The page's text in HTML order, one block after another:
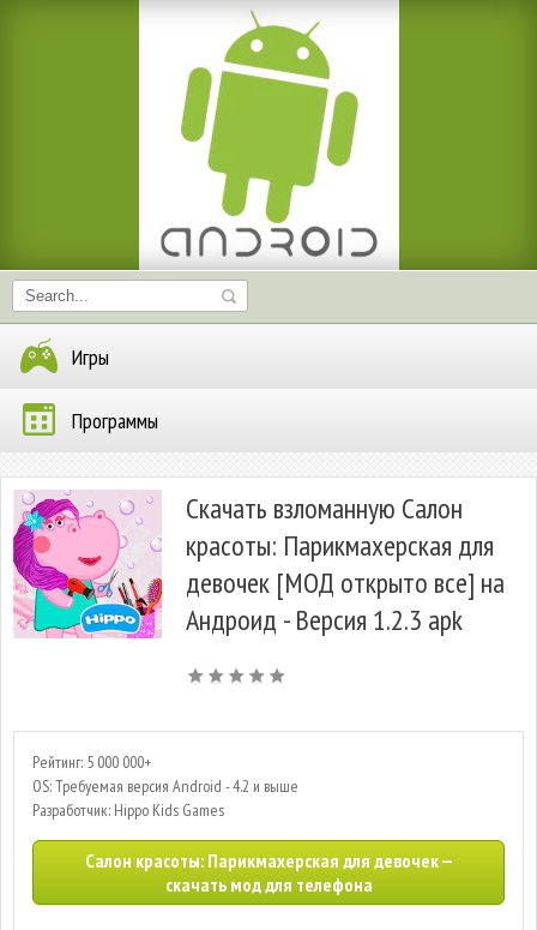
Игры
Программы
Скачать взломанную Салон
красоты: Парикмахерская для
девочек [МОД открыто все] на
Андроид - Версия 1.2.3 apk
Рейтинг: 5 000 000+
OS: Требуемая версия Android - 4.2 и выше
Разработчик: Hippo Kids Games
Салон красоты: Парикмахерская для девочек —
скачать мод для телефона